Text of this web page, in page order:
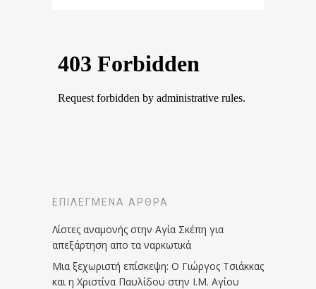
ΕΠΙΛΕΓΜΈΝΑ ΆΡΘΡΑ
Λίστες αναμονής στην Αγία Σκέπη για
απεξάρτηση απο τα ναρκωτικά
Μια ξεχωριστή επίσκεψη: Ο Γιώργος Τσιάκκας
και η Χριστίνα Παυλίδου στην Ι.Μ. Αγίου